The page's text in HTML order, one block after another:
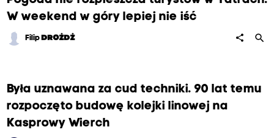
W weekend w góry lepiej nie iść
Filip DROŻDŻ share search
Była uznawana za cud techniki. 90 lat temu
rozpoczęto budowę kolejki linowej na
Kasprowy Wierch